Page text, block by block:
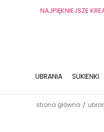
NAJPIĘKNIEJSZE
UBRANIA SUKIENKI
strona główna /